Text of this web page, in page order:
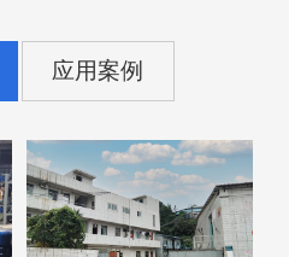
应用案例